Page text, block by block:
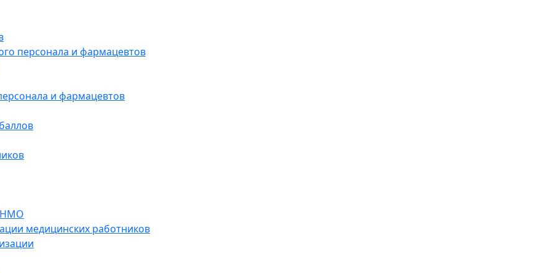
персонала и фармацевтов
и фармацевтов
НМО
медицинских работников